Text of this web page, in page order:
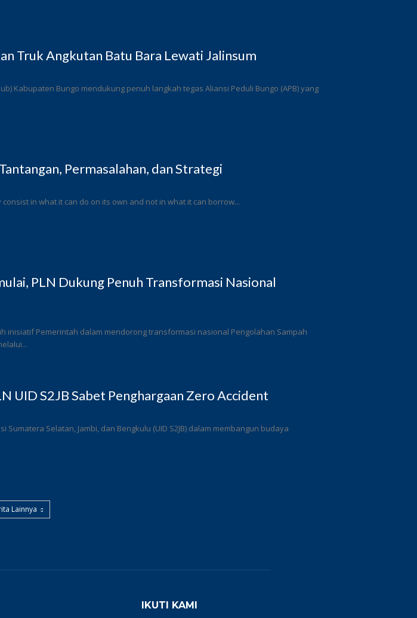
Truk Angkutan Batu Bara Lewati Jalinsum
Kabupaten Bungo mendukung penuh langkah tegas Aliansi Peduli Bungo (APB) yang
Permasalahan, dan Strategi
in what it can do on its own and not in what it can borrow...
PLN Dukung Penuh Transformasi Nasional
inisiatif Pemerintah dalam mendorong transformasi nasional Pengolahan Sampah
UID S2JB Sabet Penghargaan Zero Accident
Sumatera Selatan, Jambi, dan Bengkulu (UID S2JB) dalam membangun budaya
Lainnya
IKUTI KAMI